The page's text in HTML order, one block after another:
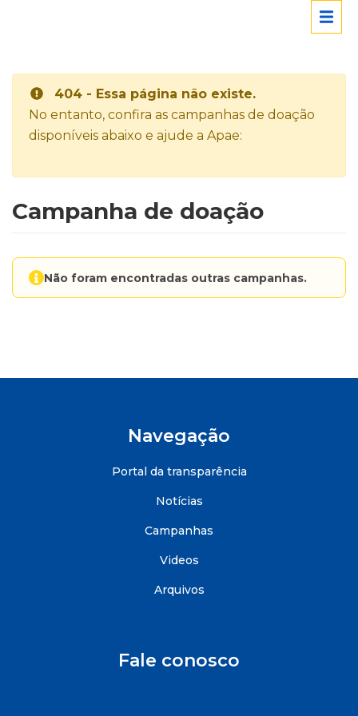
404 - Essa página não existe.
No entanto, confira as campanhas de doação
disponíveis abaixo e ajude a Apae:
Campanha de doação
Não foram encontradas outras campanhas.
Navegação
Portal da transparência
Notícias
Campanhas
Videos
Arquivos
Fale conosco